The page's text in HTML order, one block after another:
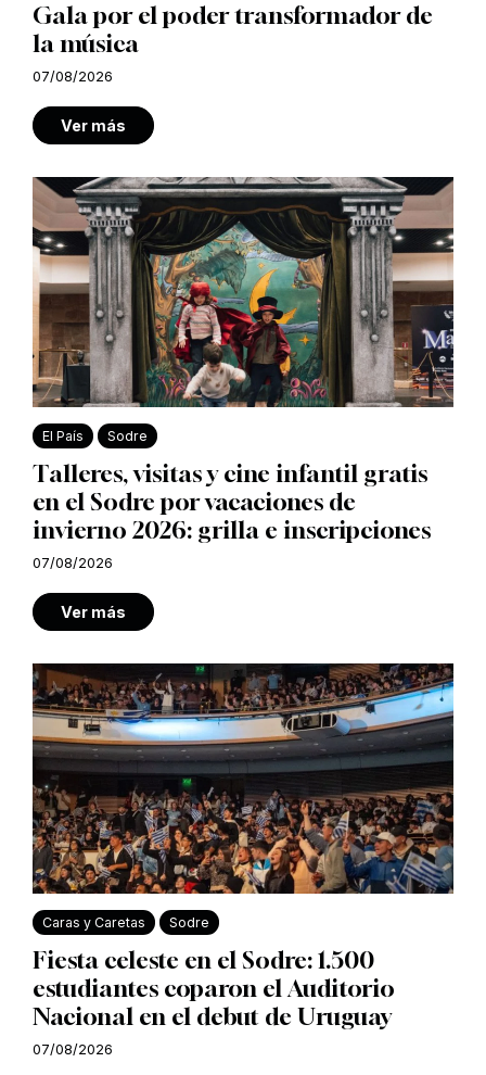
Gala por el poder transformador de
la música
07/08/2026
Ver más
El País Sodre
Talleres, visitas y cine infantil gratis
en el Sodre por vacaciones de
invierno 2026: grilla e inscripciones
07/08/2026
Ver más
Caras y Caretas Sodre
Fiesta celeste en el Sodre: 1.500
estudiantes coparon el Auditorio
Nacional en el debut de Uruguay
07/08/2026